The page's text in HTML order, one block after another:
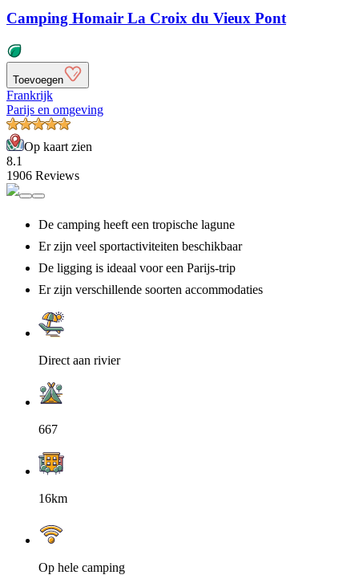
Camping Homair La Croix du Vieux Pont
Toevoegen
Frankrijk
Parijs en omgeving
Op kaart zien
8.1
1906 Reviews
De camping heeft een tropische lagune
Er zijn veel sportactiviteiten beschikbaar
De ligging is ideaal voor een Parijs-trip
Er zijn verschillende soorten accommodaties
Direct aan rivier
667
16km
Op hele camping